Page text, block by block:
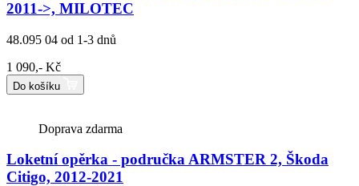
2011->, MILOTEC
48.095 04 od 1-3 dnů
1 090,- Kč
Do košíku
Doprava zdarma
Loketní opěrka - područka ARMSTER 2, Škoda
Citigo, 2012-2021